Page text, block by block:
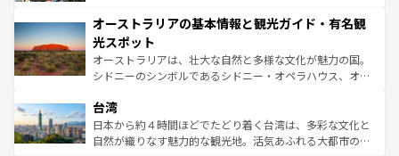
部のニューオーリンズでは、音楽と美食が融合した独特の
文化が魅力。旅行者はアメリカの各地域で異なる魅力を楽
しみながら、その多様性と豊かな歴史を感じることができ
るだろう。車でのロードトリップや列車の旅も、アメリカ
情報は
ワイ島は見逃せない。また、定番の観光地といえばオアフ
島だが、静かな自然を求めるならマウイ島やカウアイ島が
おすすめ。エメラルドグリーンに輝く海をはじめ、豊かな
文化や歴史が息づいている。「アロハスピリット」と呼ば
人々、おいしいローカルフードやハワイアンミュージッ
ク、伝統的なフラダンスなど、すべてがハワイの魅力を彩
っている。訪れるたびに新しい発見と感動が待っているハ
オーストラリアの基本情報と観光ガイド・有名観
光スポット
オーストラリアは、壮大な自然と多様な文化が魅力の国。
シドニーのシンボルであるシドニー・オペラハウス、オー
リアリーフや大陸中央部にそびえるウルル（エアーズロッ
ク）、タスマニアの美しい原生林やケアンズの熱帯雨林な
ど、見どころがたくさん。また、カフェやワイン、オージ
台湾
日本から約４時間ほどでたどり着く台湾は、多彩な文化と
自然が織りなす魅力的な観光地。活気あふれる大都市の台